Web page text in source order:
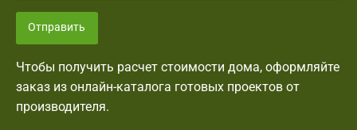
Отправить
Чтобы получить расчет стоимости дома, оформляйте
заказ из онлайн-каталога готовых проектов от
производителя.